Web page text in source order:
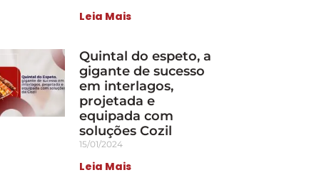
Leia Mais
Quintal do espeto, a
gigante de sucesso
em interlagos,
projetada e
equipada com
soluções Cozil
15/01/2024
Leia Mais